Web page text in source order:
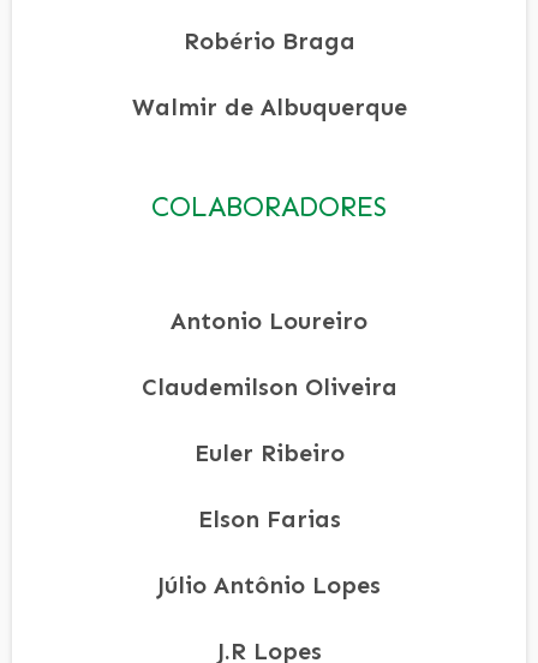
Robério Braga
Walmir de Albuquerque
COLABORADORES
Antonio Loureiro
Claudemilson Oliveira
Euler Ribeiro
Elson Farias
Júlio Antônio Lopes
J.R Lopes